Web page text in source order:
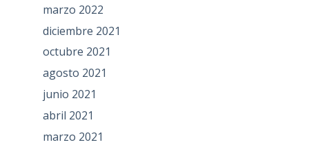
marzo 2022
diciembre 2021
octubre 2021
agosto 2021
junio 2021
abril 2021
marzo 2021